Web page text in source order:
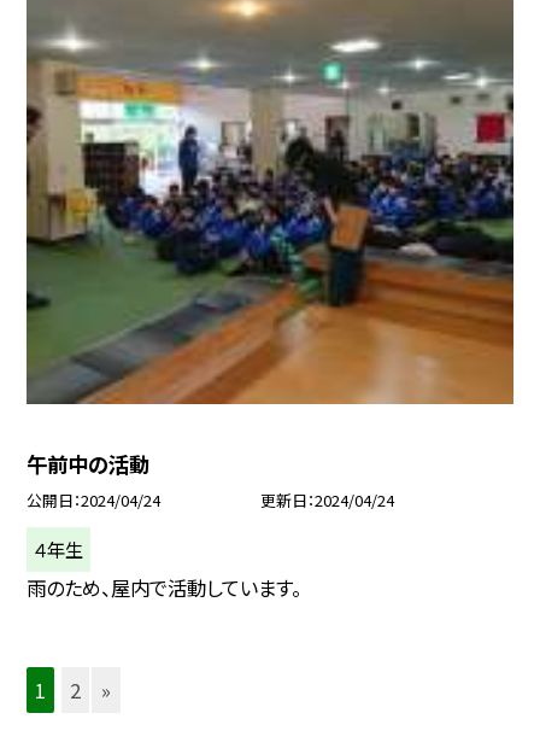
午前中の活動
公開日 2024/04/24 更新日 2024/04/24
４年生
雨のため、屋内で活動しています。
1 2 »